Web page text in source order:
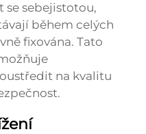
se sebejistotou,
během celých
fixována. Tato
na kvalitu